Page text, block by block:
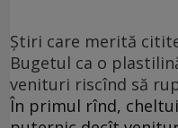
Ştiri care merită
Bugetul ca o
venituri riscînd să
În primul rînd,